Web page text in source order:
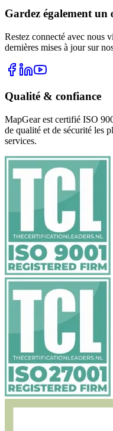
Gardez également un
Restez connecté avec nous
dernières mises à jour sur
Qualité & confiance
MapGear est certifié ISO
de qualité et de sécurité les
services.